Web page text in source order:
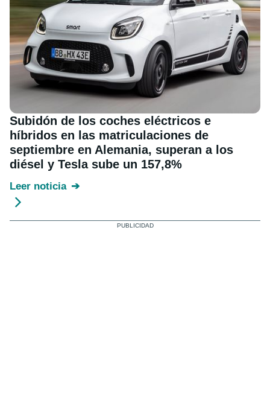
Subidón de los coches eléctricos e
híbridos en las matriculaciones de
septiembre en Alemania, superan a los
diésel y Tesla sube un 157,8%
Leer noticia